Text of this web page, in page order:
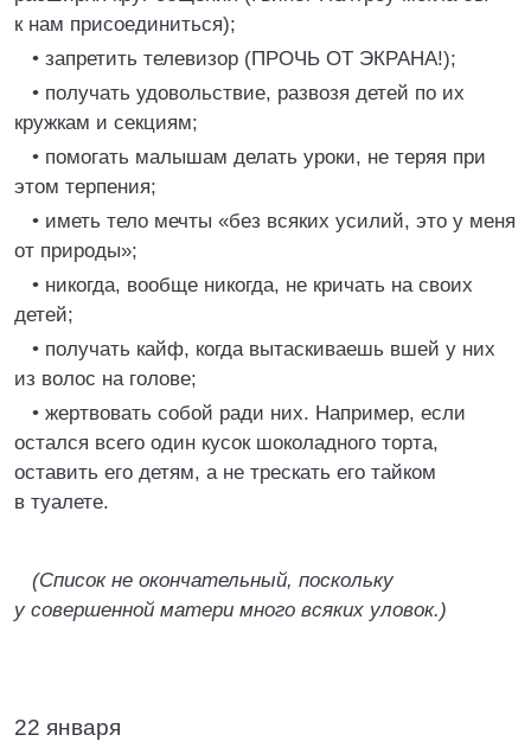
к нам присоединиться);
• запретить телевизор (ПРОЧЬ ОТ ЭКРАНА!);
• получать удовольствие, развозя детей по их
кружкам и секциям;
• помогать малышам делать уроки, не теряя при
этом терпения;
• иметь тело мечты «без всяких усилий, это у меня
от природы»;
• никогда, вообще никогда, не кричать на своих
детей;
• получать кайф, когда вытаскиваешь вшей у них
из волос на голове;
• жертвовать собой ради них. Например, если
остался всего один кусок шоколадного торта,
оставить его детям, а не трескать его тайком
в туалете.
(Список не окончательный, поскольку
у совершенной матери много всяких уловок.)
22 января